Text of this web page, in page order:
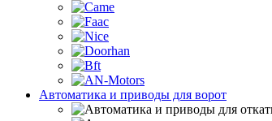
Автоматика и приводы для ворот